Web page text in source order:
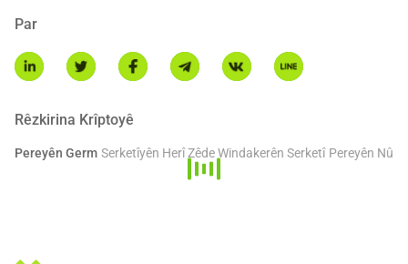
Par
Rêzkirina Krîptoyê
Pereyên Germ Serketîyên Herî Zêde Windakerên Serketî Pereyên Nû